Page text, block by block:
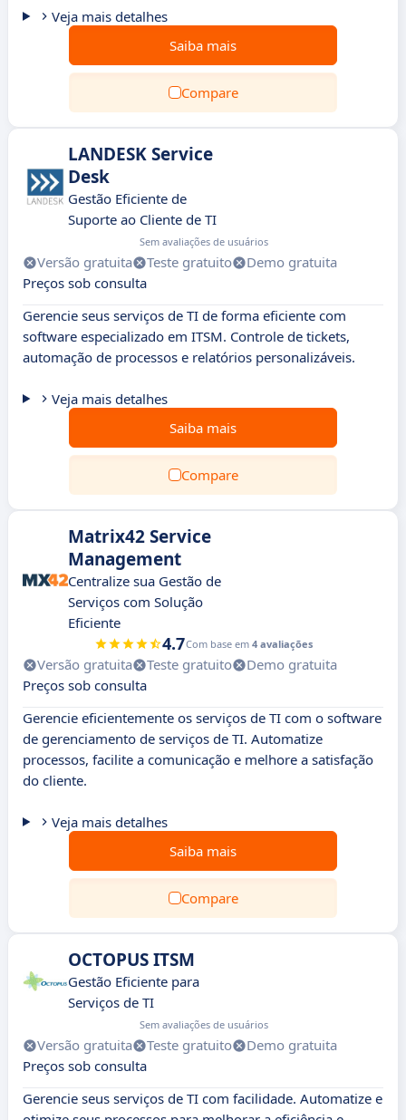
Veja mais detalhes
Saiba mais
Compare
LANDESK Service
Desk
Gestão Eficiente de
Suporte ao Cliente de TI
Sem avaliações de usuários
Versão gratuita Teste gratuito
Demo gratuita
Preços sob consulta
Gerencie seus serviços de TI de forma eficiente com
software especializado em ITSM. Controle de tickets,
automação de processos e relatórios personalizáveis.
Veja mais detalhes
Saiba mais
Compare
Matrix42 Service
Management
Centralize sua Gestão de
Serviços com Solução
Eficiente
4.7Com base em 4 avaliações
Versão gratuita Teste gratuito
Demo gratuita
Preços sob consulta
Gerencie eficientemente os serviços de TI com o software
de gerenciamento de serviços de TI. Automatize
processos, facilite a comunicação e melhore a satisfação
do cliente.
Veja mais detalhes
Saiba mais
Compare
OCTOPUS ITSM
Gestão Eficiente para
Serviços de TI
Sem avaliações de usuários
Versão gratuita Teste gratuito
Demo gratuita
Preços sob consulta
Gerencie seus serviços de TI com facilidade. Automatize e